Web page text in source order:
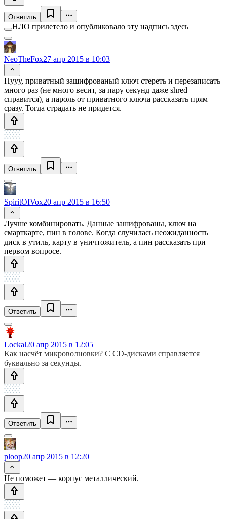
Ответить
НЛО прилетело и опубликовало эту надпись здесь
NeoTheFox27 апр 2015 в 10:03
Нууу, приватный зашифрованый ключ стереть и перезаписать
много раз (не много весит, за пару секунд даже shred
справится), а пароль от приватного ключа рассказать прям
сразу. Тогда страдать не придется.
Ответить
SpiritOfVox20 апр 2015 в 16:50
Лучше комбинировать. Данные зашифрованы, ключ на
смарткарте, пин в голове. Когда случилась неожиданность
диск в утиль, карту в уничтожитель, а пин рассказать при
первом вопросе.
Ответить
Lockal20 апр 2015 в 12:05
Как насчёт микроволновки? С CD-дисками справляется
буквально за секунды.
Ответить
ploop20 апр 2015 в 12:20
Не поможет — корпус металлический.